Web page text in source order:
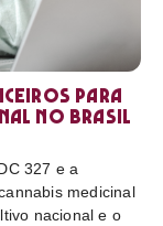
para
no Brasil
327 e a
medicinal
nacional e o